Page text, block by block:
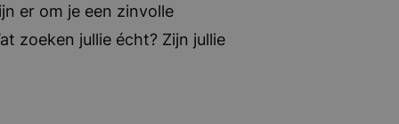
er om je een zinvolle
zoeken jullie écht? Zijn jullie